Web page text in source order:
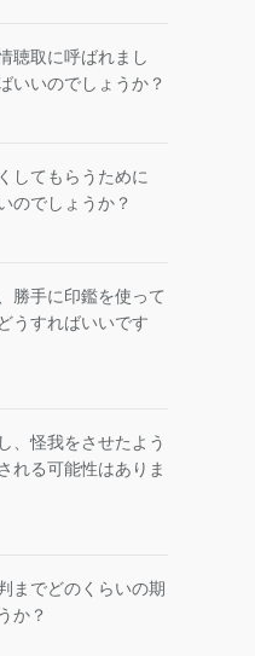
聴取に呼ばれまし
いいのでしょうか？
してもらうために
のでしょうか？
勝手に印鑑を使って
うすればいいです
、怪我をさせたよう
れる可能性はありま
までどのくらいの期
か？